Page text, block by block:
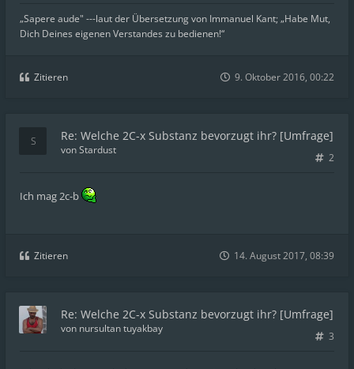
„Sapere aude" ---laut der Übersetzung von Immanuel Kant; „Habe Mut,
Dich Deines eigenen Verstandes zu bedienen!“
Zitieren 9. Oktober 2016, 00:22
Re: Welche 2C-x Substanz bevorzugt ihr? [Umfrage]
2
vonStardust
Ich mag 2c-b
Zitieren 14. August 2017, 08:39
Re: Welche 2C-x Substanz bevorzugt ihr? [Umfrage]
3
von nursultan tuyakbay